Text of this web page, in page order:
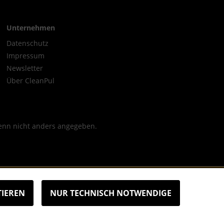
Unternehmen
Datenschutz
Impressum
Newsletter
Über CleanPul
nicht anders angegeben.
NUR TECHNISCH NOTWENDIGE